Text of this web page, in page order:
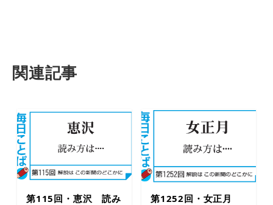
関連記事
第115回・恵沢 読み
第1252回・女正月